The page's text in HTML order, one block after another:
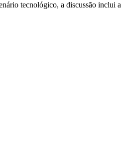
tecnológico, a discussão inclui a